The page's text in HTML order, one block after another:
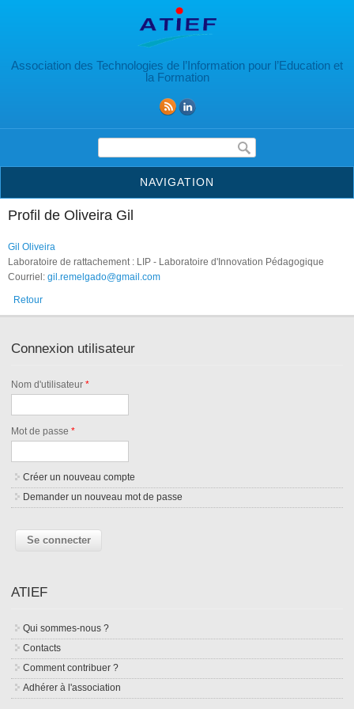
Association des Technologies de l’Information pour l’Education et
la Formation
Formulaire de recherche
NAVIGATION
Profil de Oliveira Gil
Gil Oliveira
Laboratoire de rattachement : LIP - Laboratoire d'Innovation Pédagogique
Courriel: gil.remelgado@gmail.com
Retour
Connexion utilisateur
Nom d'utilisateur*
Mot de passe*
Créer un nouveau compte
Demander un nouveau mot de passe
ATIEF
Qui sommes-nous ?
Contacts
Comment contribuer ?
Adhérer à l'association